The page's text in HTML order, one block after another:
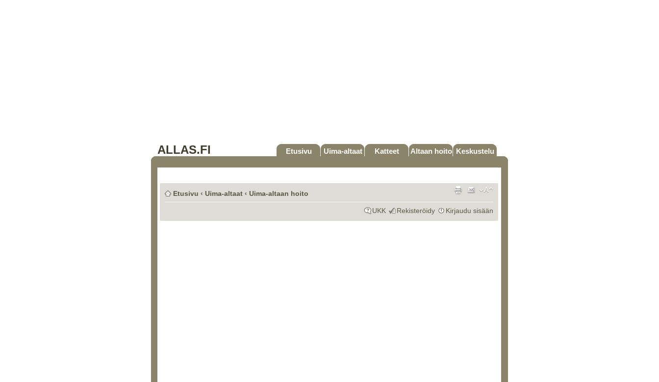
ALLAS.FI Etusivu Uima-altaat Katteet Altaan hoito Keskustelu
Etusivu ‹ Uima-altaat ‹ Uima-altaan hoito
UKK Rekisteröidy Kirjaudu sisään